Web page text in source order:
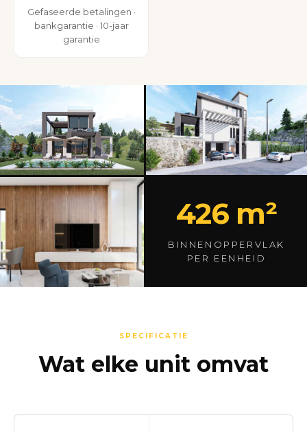
Gefaseerde betalingen ·
bankgarantie · 10-jaar
garantie
426 m²
BINNENOPPERVLAK
PER EENHEID
SPECIFICATIE
Wat elke unit omvat